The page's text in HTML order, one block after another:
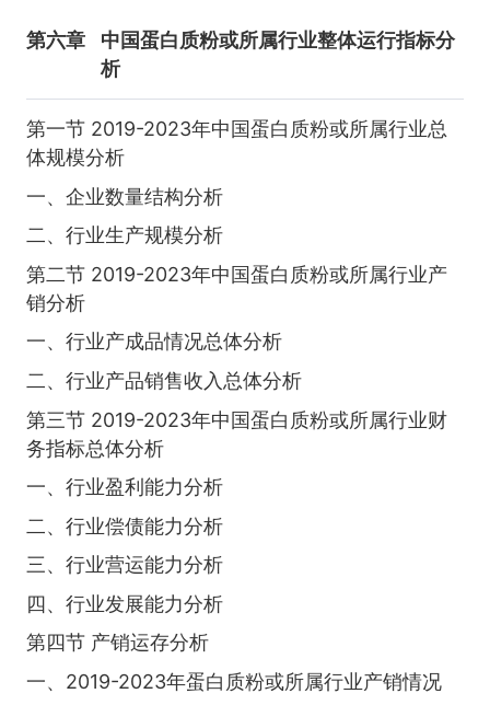
第六章
中国蛋白质粉或所属行业整体运行指标分
析
第一节 2019-2023年中国蛋白质粉或所属行业总
体规模分析
一、企业数量结构分析
二、行业生产规模分析
第二节 2019-2023年中国蛋白质粉或所属行业产
销分析
一、行业产成品情况总体分析
二、行业产品销售收入总体分析
第三节 2019-2023年中国蛋白质粉或所属行业财
务指标总体分析
一、行业盈利能力分析
二、行业偿债能力分析
三、行业营运能力分析
四、行业发展能力分析
第四节 产销运存分析
一、2019-2023年蛋白质粉或所属行业产销情况